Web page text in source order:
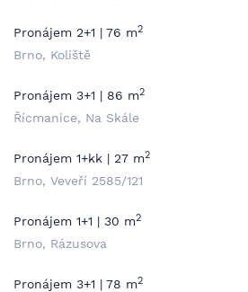
Pronájem 2+1 | 76 m2
Brno, Koliště
Pronájem 3+1 | 86 m2
Řícmanice, Na Skále
Pronájem 1+kk | 27 m2
Brno, Veveří 2585/121
Pronájem 1+1 | 30 m2
Brno, Rázusova
Pronájem 3+1 | 78 m2